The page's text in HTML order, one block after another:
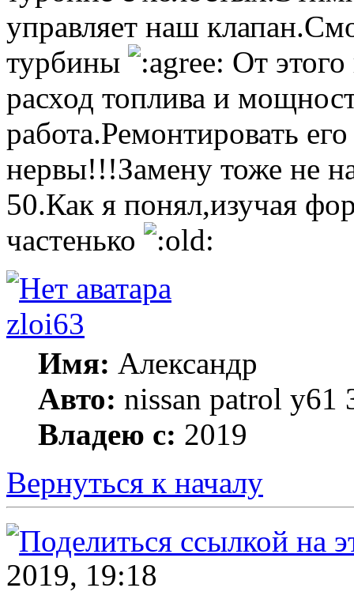
управляет наш
турбины
От этого
расход топлива и
работа.Ремонтировать
нервы!!!Замену тоже не
50.Как я понял,изучая
частенько
zloi63
Имя: Александр
Авто: nissan patrol y61
Владею с: 2019
Вернуться к началу
2019, 19:18